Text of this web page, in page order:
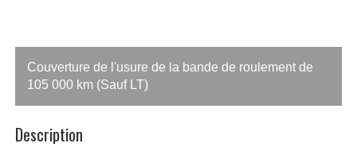
Couverture de l'usure de la bande de roulement de
105 000 km (Sauf LT)
Description